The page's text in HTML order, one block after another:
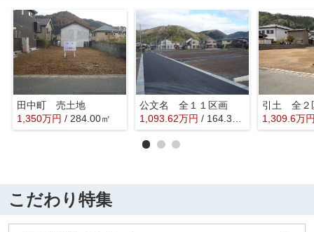
田中町 売土地
1,350万円 / 284.00㎡
公文名 全１１区画
1,093.62万円 / 164.35㎡
引土 全２
1,309.6万
こだわり特集